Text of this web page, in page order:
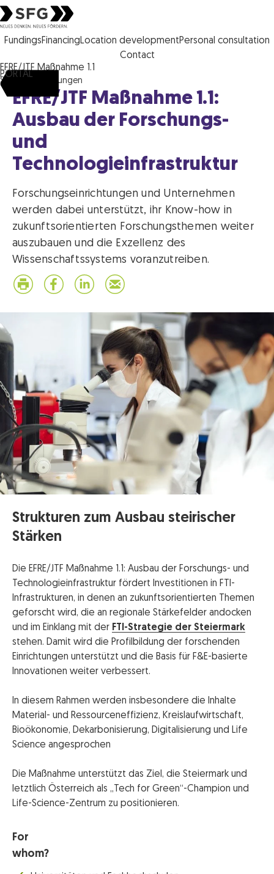
Steirische Wirtschaftsförderungs gesellschaft mbH SFG logo
FundingsFinancingLocation developmentPersonal consultation
Contact
PORTAL
EFRE/JTF Maßnahme 1.1
SFG Förderungen
EFRE/JTF Maßnahme 1.1:
Ausbau der Forschungs-
und
Technologieinfrastruktur
Forschungseinrichtungen und Unternehmen
werden dabei unterstützt, ihr Know-how in
zukunftsorientierten Forschungsthemen weiter
auszubauen und die Exzellenz des
Wissenschaftssystems voranzutreiben.
Strukturen zum Ausbau steirischer
Stärken
Die EFRE/JTF Maßnahme 1.1: Ausbau der Forschungs- und
Technologieinfrastruktur fördert Investitionen in FTI-
Infrastrukturen, in denen an zukunftsorientierten Themen
geforscht wird, die an regionale Stärkefelder andocken
und im Einklang mit der FTI-Strategie der Steiermark
stehen. Damit wird die Profilbildung der forschenden
Einrichtungen unterstützt und die Basis für F&E-basierte
Innovationen weiter verbessert.
In diesem Rahmen werden insbesondere die Inhalte
Material- und Ressourceneffizienz, Kreislaufwirtschaft,
Bioökonomie, Dekarbonisierung, Digitalisierung und Life
Science angesprochen
Die Maßnahme unterstützt das Ziel, die Steiermark und
letztlich Österreich als „Tech for Green“-Champion und
Life-Science-Zentrum zu positionieren.
For
whom?